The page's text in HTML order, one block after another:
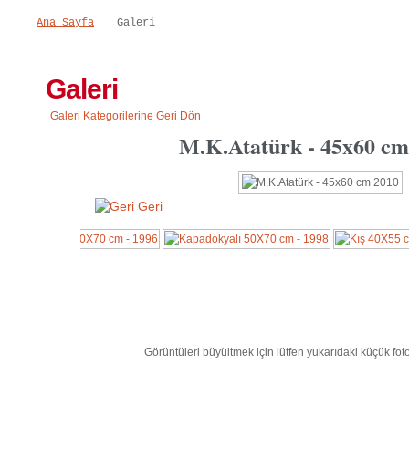
Ana Sayfa Galeri
Galeri
Galeri Kategorilerine Geri Dön
M.K.Atatürk - 45x60
Geri
Görüntüleri büyültmek için lütfen yukarıdaki küçük